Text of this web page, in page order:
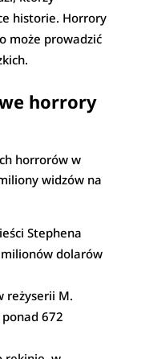
historie. Horrory
może prowadzić
horrory
horrorów w
widzów na
Stephena
dolarów
reżyserii M.
672